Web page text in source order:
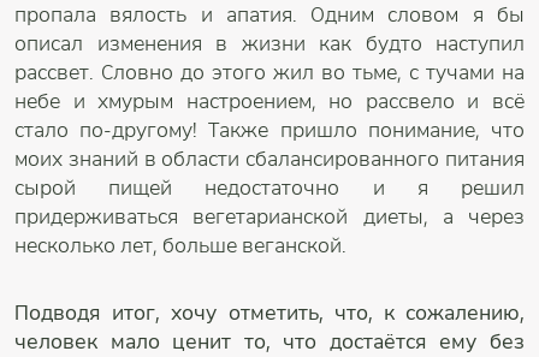
пропала вялость и апатия. Одним словом я бы
описал изменения в жизни как будто наступил
рассвет. Словно до этого жил во тьме, с тучами на
небе и хмурым настроением, но рассвело и всё
стало по-другому! Также пришло понимание, что
моих знаний в области сбалансированного питания
сырой пищей недостаточно и я решил
придерживаться вегетарианской диеты, а через
несколько лет, больше веганской.
Подводя итог, хочу отметить, что, к сожалению,
человек мало ценит то, что достаётся ему без